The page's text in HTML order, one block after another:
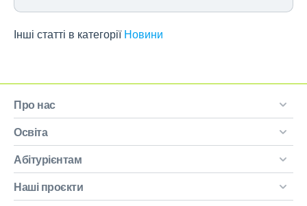
Інші статті в категорії Новини
Про нас
Освіта
Абітурієнтам
Наші проєкти